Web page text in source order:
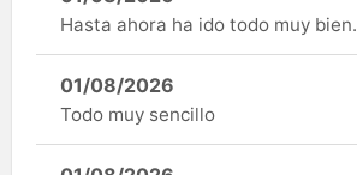
Hasta ahora ha ido todo muy bien.
01/08/2026
Todo muy sencillo